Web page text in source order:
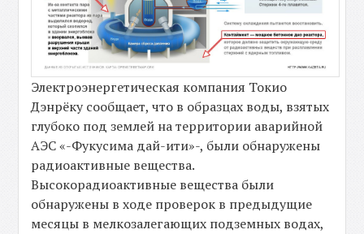
Электроэнергетическая компания Токио
Дэнрёку сообщает, что в образцах воды, взятых
глубоко под землей на территории аварийной
АЭС «-Фукусима дай-ити»-, были обнаружены
радиоактивные вещества.
Высокорадиоактивные вещества были
обнаружены в ходе проверок в предыдущие
месяцы в мелкозалегающих подземных водах,